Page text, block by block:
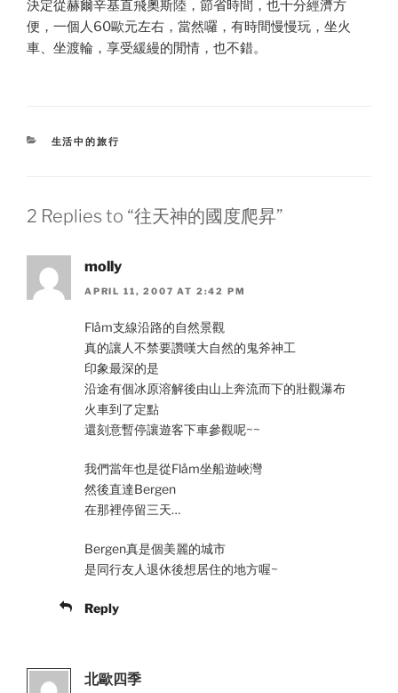
決定從赫爾辛基直飛奧斯陸，節省時間，也十分經濟方
便，一個人60歐元左右，當然囉，有時間慢慢玩，坐火
車、坐渡輪，享受緩縵的閒情，也不錯。
CATEGORIES
生活中的旅行
2 Replies to “往天神的國度爬昇”
molly
APRIL 11, 2007 AT 2:42 PM
Flåm支線沿路的自然景觀
真的讓人不禁要讚嘆大自然的鬼斧神工
印象最深的是
沿途有個冰原溶解後由山上奔流而下的壯觀瀑布
火車到了定點
還刻意暫停讓遊客下車參觀呢~~
我們當年也是從Flåm坐船遊峽灣
然後直達Bergen
在那裡停留三天…
Bergen真是個美麗的城市
是同行友人退休後想居住的地方喔~
Reply
北歐四季